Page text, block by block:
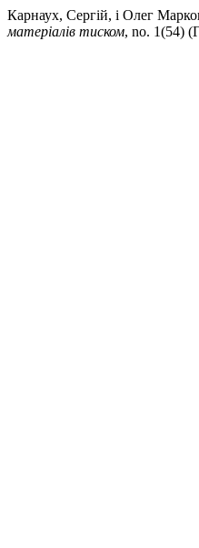
Карнаух, Сергій, і Олег
матеріалів тиском, no. 1(54)